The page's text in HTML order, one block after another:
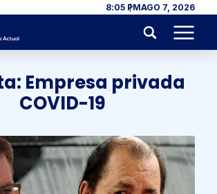
8:05 PMAGO 7, 2026
Menu
Empresa privada
COVID-19